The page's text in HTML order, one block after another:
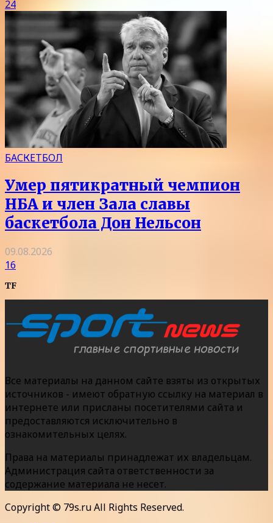
24
БАСКЕТБОЛ
Умер пятикратный чемпион
НБА и член Зала славы
баскетбола Дон Нельсон
09.08.2026
16
TF
Все материалы на данном сайте взяты из открытых
источников - имеют обратную ссылку на материал в
интернете или присланы посетителями сайта и
предоставляются исключительно в
ознакомительных целях.
Права на материалы принадлежат их владельцам.
Администрация сайта ответственности за
содержание материала не несет.
Copyright © 79s.ru All Rights Reserved.